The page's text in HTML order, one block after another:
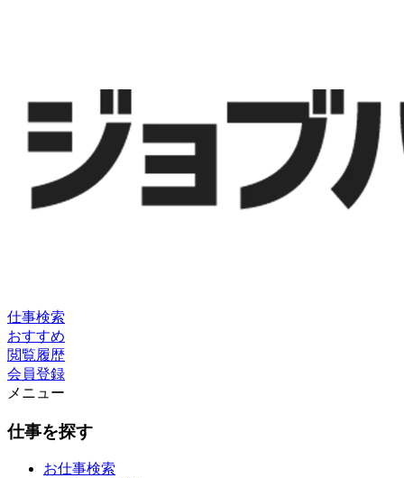
仕事検索
おすすめ
閲覧履歴
会員登録
メニュー
仕事を探す
お仕事検索